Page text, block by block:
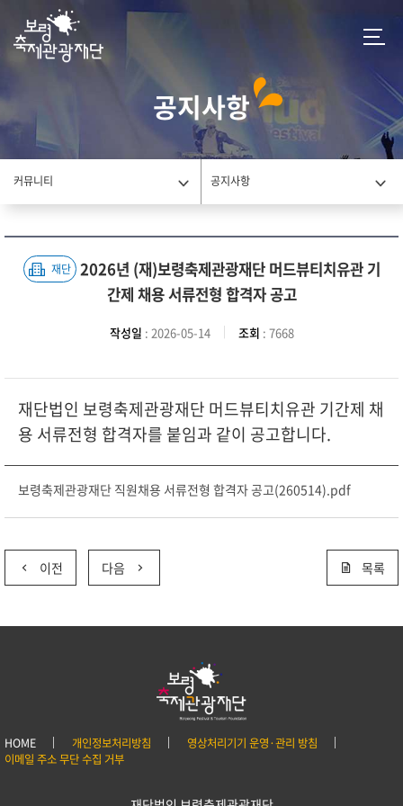
공지사항
커뮤니티 공지사항
재단 2026년 (재)보령축제관광재단 머드뷰티치유관 기
간제 채용 서류전형 합격자 공고
작성일 : 2026-05-14 조회 : 7668
재단법인 보령축제관광재단 머드뷰티치유관 기간제 채
용 서류전형 합격자를 붙임과 같이 공고합니다.
보령축제관광재단 직원채용 서류전형 합격자 공고(260514).pdf
이전 다음 목록
HOME 개인정보처리방침
영상처리기기 운영·관리 방침
이메일 주소 무단 수집 거부